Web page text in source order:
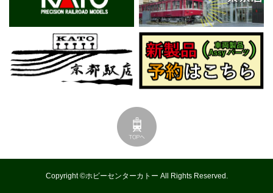
Copyright ©ホビーセンターカトー All Rights Reserved.